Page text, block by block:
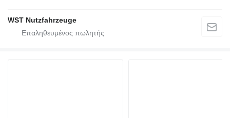
WST Nutzfahrzeuge